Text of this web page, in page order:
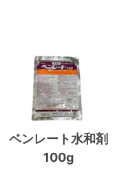
ベンレート水和剤
100g